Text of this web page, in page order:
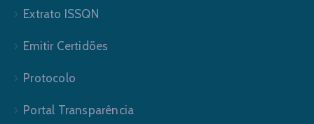
Extrato ISSQN
Emitir Certidões
Protocolo
Portal Transparência